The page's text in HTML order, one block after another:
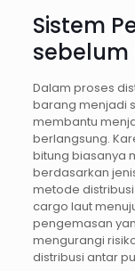
Sistem
sebelum
Dalam proses
barang menjadi
membantu
berlangsung.
bitung biasanya
berdasarkan
metode
cargo laut
pengemasan
mengurangi
distribusi antar